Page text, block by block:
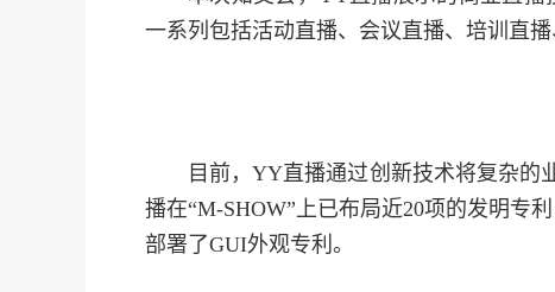
一系列包括活动直播、会议直播、培训直
目前，YY直播通过创新技术将复杂
播在“M-SHOW”上已布局近20项的发明专
部署了GUI外观专利。